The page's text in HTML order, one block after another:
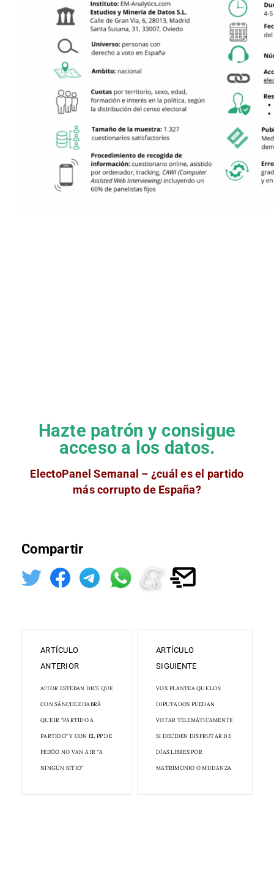
Hazte patrón y consigue
acceso a los datos.
ElectoPanel Semanal – ¿cuál es el partido
más corrupto de España?
Compartir
ARTÍCULO
ANTERIOR
AITOR ESTEBAN DICE QUE
CON SÁNCHEZ HABRÁ
QUE IR "PARTIDO A
PARTIDO" Y CON EL PP DE
FEIJÓO NO VAN A IR "A
NINGÚN SITIO"
ARTÍCULO
SIGUIENTE
VOX PLANTEA QUE LOS
DIPUTADOS PUEDAN
VOTAR TELEMÁTICAMENTE
SI DECIDEN DISFRUTAR DE
DÍAS LIBRES POR
MATRIMONIO O MUDANZA